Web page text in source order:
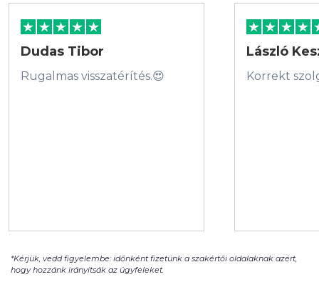
Dudas Tibor
Rugalmas visszatérítés.😍
László
Korrekt
*Kérjük, vedd figyelembe: időnként fizetünk a szakértői oldalaknak azért,
hogy hozzánk irányítsák az ügyfeleket.